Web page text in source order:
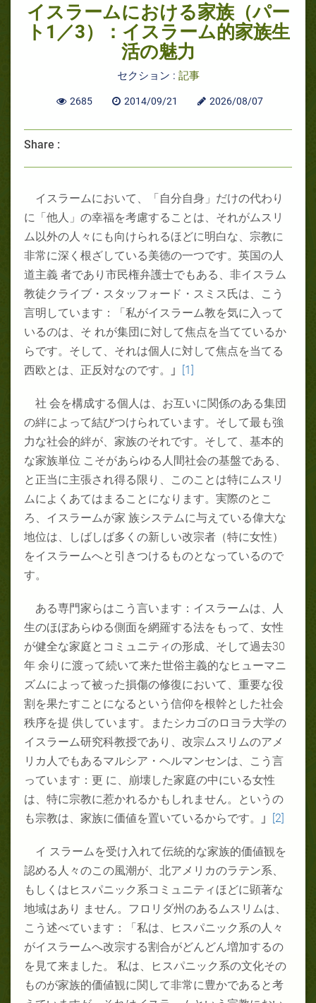
イスラームにおける家族（パー
ト1／3）：イスラーム的家族生
活の魅力
セクション : 記事
2685 2014/09/21 2026/08/07
Share :
イスラームにおいて、「自分自身」だけの代わり
に「他人」の幸福を考慮することは、それがムスリ
ム以外の人々にも向けられるほどに明白な、宗教に
非常に深く根ざしている美徳の一つです。英国の人
道主義 者であり市民権弁護士でもある、非イスラム
教徒クライブ・スタッフォード・スミス氏は、こう
言明しています：「私がイスラーム教を気に入って
いるのは、そ れが集団に対して焦点を当てているか
らです。そして、それは個人に対して焦点を当てる
西欧とは、正反対なのです。
」 [1]
社 会を構成する個人は、お互いに関係のある集団
の絆によって結びつけられています。そして最も強
力な社会的絆が、家族のそれです。そして、基本的
な家族単位 こそがあらゆる人間社会の基盤である、
と正当に主張され得る限り、このことは特にムスリ
ムによくあてはまることになります。実際のとこ
ろ、イスラームが家 族システムに与えている偉大な
地位は、しばしば多くの新しい改宗者（特に女性）
をイスラームへと引きつけるものとなっているので
す。
ある専門家らはこう言います：イスラームは、人
生のほぼあらゆる側面を網羅する法をもって、女性
が健全な家庭とコミュニティの形成、そして過去30
年 余りに渡って続いて来た世俗主義的なヒューマニ
ズムによって被った損傷の修復において、重要な役
割を果たすことになるという信仰を根幹とした社会
秩序を提 供しています。またシカゴのロヨラ大学の
イスラーム研究科教授であり、改宗ムスリムのアメ
リカ人でもあるマルシア・ヘルマンセンは、こう言
っています：更 に、崩壊した家庭の中にいる女性
は、特に宗教に惹かれるかもしれません。というの
も宗教は、家族に価値を置いているからです。
」 [2]
イ スラームを受け入れて伝統的な家族的価値観を
認める人々のこの風潮が、北アメリカのラテン系、
もしくはヒスパニック系コミュニティほどに顕著な
地域はあり ません。フロリダ州のあるムスリムは、
こう述べています：「私は、ヒスパニック系の人々
がイスラームへ改宗する割合がどんどん増加するの
を見て来ました。 私は、ヒスパニック系の文化その
ものが家族的価値観に関して非常に豊かであると考